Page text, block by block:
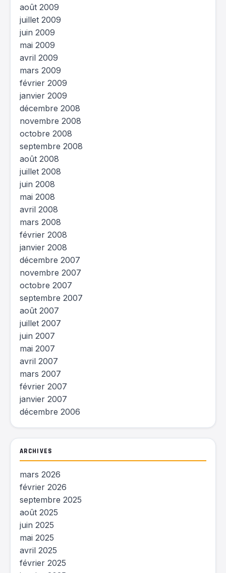
août 2009
juillet 2009
juin 2009
mai 2009
avril 2009
mars 2009
février 2009
janvier 2009
décembre 2008
novembre 2008
octobre 2008
septembre 2008
août 2008
juillet 2008
juin 2008
mai 2008
avril 2008
mars 2008
février 2008
janvier 2008
décembre 2007
novembre 2007
octobre 2007
septembre 2007
août 2007
juillet 2007
juin 2007
mai 2007
avril 2007
mars 2007
février 2007
janvier 2007
décembre 2006
ARCHIVES
mars 2026
février 2026
septembre 2025
août 2025
juin 2025
mai 2025
avril 2025
février 2025